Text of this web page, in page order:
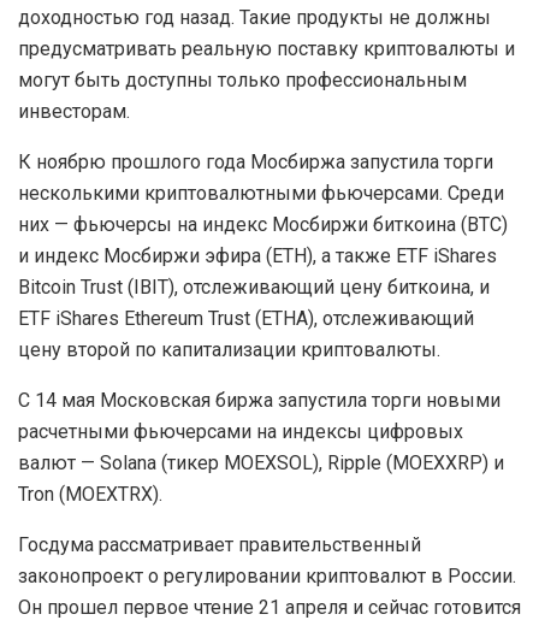
доходностью год назад. Такие продукты не должны
предусматривать реальную поставку криптовалюты и
могут быть доступны только профессиональным
инвесторам.
К ноябрю прошлого года Мосбиржа запустила торги
несколькими криптовалютными фьючерсами. Среди
них — фьючерсы на индекс Мосбиржи биткоина (BTC)
и индекс Мосбиржи эфира (ETH), а также ETF iShares
Bitcoin Trust (IBIT), отслеживающий цену биткоина, и
ETF iShares Ethereum Trust (ETHA), отслеживающий
цену второй по капитализации криптовалюты.
С 14 мая Московская биржа запустила торги новыми
расчетными фьючерсами на индексы цифровых
валют — Solana (тикер MOEXSOL), Ripple (MOEXXRP) и
Tron (MOEXTRX).
Госдума рассматривает правительственный
законопроект о регулировании криптовалют в России.
Он прошел первое чтение 21 апреля и сейчас готовится